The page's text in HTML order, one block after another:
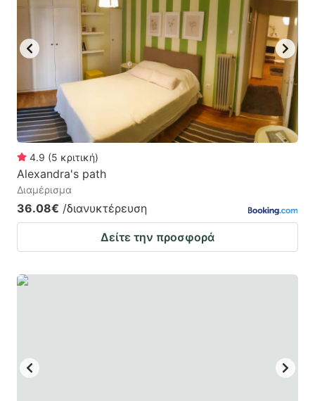
mark
key
to
the
keyboard
shortcuts
for
changing
dates.
mark
key
to
get
the
keyboard
shortcuts
4.9 (5 κριτική)
Alexandra's path
Διαμέρισμα
36.08€ /διανυκτέρευση
Δείτε την προσφορά